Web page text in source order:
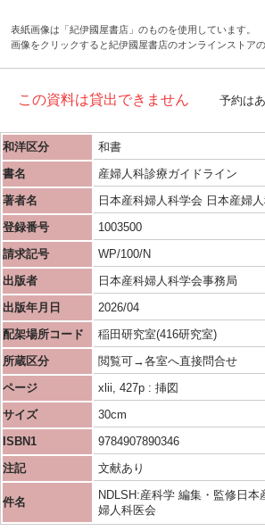
表紙画像は「紀伊國屋書店」のものを使用しています。
画像をクリックすると紀伊國屋書店のオンラインストア
この資料は貸出できません 予約は
和洋区分
和書
書名
産婦人科診療ガイドライン
著者名
日本産科婦人科学会 日本産婦
登録番号
1003500
請求記号
WP/100/N
出版者
日本産科婦人科学会事務局
出版年月日
2026/04
配架場所コード
稲田研究室(416研究室)
所蔵区分
閲覧可→各室へ直接問合せ
ページ
xlii, 427p : 挿図
サイズ
30cm
ISBN1
9784907890346
注記
文献あり
件名
NDLSH:産科学 編集・監修日
婦人科医会